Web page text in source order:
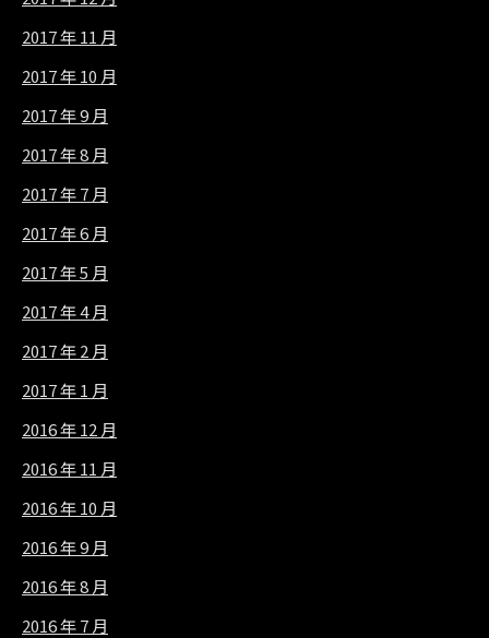
2017 年 11 月
2017 年 10 月
2017 年 9 月
2017 年 8 月
2017 年 7 月
2017 年 6 月
2017 年 5 月
2017 年 4 月
2017 年 2 月
2017 年 1 月
2016 年 12 月
2016 年 11 月
2016 年 10 月
2016 年 9 月
2016 年 8 月
2016 年 7 月